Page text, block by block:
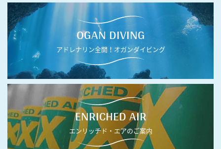
OGAN DIVING
アドレナリン全開！オガンダイビング
ENRICHED AIR
エンリッチド・エアのご案内